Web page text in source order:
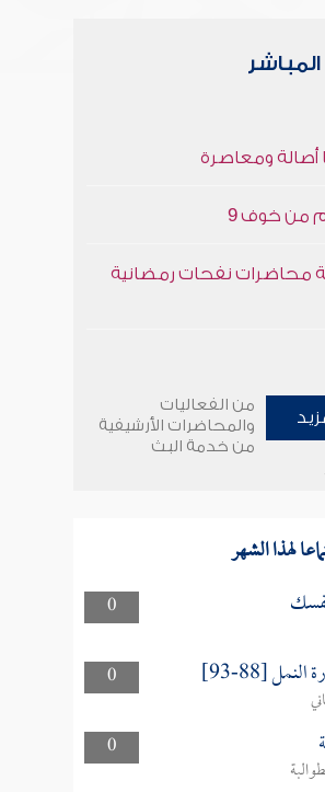
أصالة ومعاصرة
من خوف 9
محاضرات نفحات رمضانية
من الفعاليات
والمحاضرات الأرشيفية
من خدمة البث
لهذا الشهر
0
0
[88-93]
0